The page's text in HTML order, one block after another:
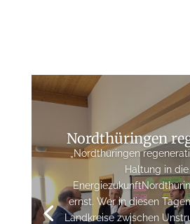
Nordthüringen
„Nordthüringen
Haltung in die
ernst. Wer in diesen
Landkreise zwischen